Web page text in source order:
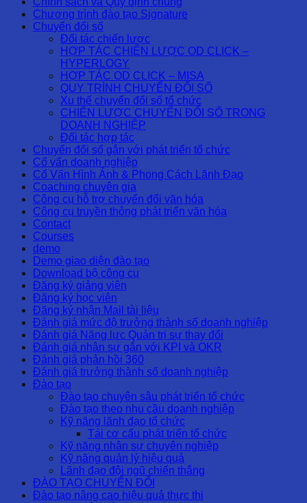
Chương trình đào tạo Signature
Chuyển đổi số
Đối tác chiến lược
HỢP TÁC CHIẾN LƯỢC OD CLICK –
HYPERLOGY
HỢP TÁC OD CLICK – MISA
QUY TRÌNH CHUYỂN ĐỔI SỐ
Xu thế chuyển đổi số tổ chức
CHIẾN LƯỢC CHUYỂN ĐỔI SỐ TRONG
DOANH NGHIỆP
Đối tác hợp tác
Chuyển đổi số gắn với phát triển tổ chức
Cố vấn doanh nghiệp
Cố Vấn Hình Ảnh & Phong Cách Lãnh Đạo
Coaching chuyên gia
Công cụ hỗ trợ chuyển đổi văn hóa
Công cụ truyền thông phát triển văn hóa
Contact
Courses
demo
Demo giao diện đào tạo
Download bộ công cụ
Đăng ký giảng viên
Đăng ký học viên
Đăng ký nhận Mail tài liệu
Đánh giá mức độ trưởng thành số doanh nghiệp
Đánh giá Năng lực Quản trị sự thay đổi
Đánh giá nhân sự gắn với KPI và OKR
Đánh giá phản hồi 360
Đánh giá trưởng thành số doanh nghiệp
Đào tạo
Đào tạo chuyên sâu phát triển tổ chức
Đào tạo theo nhu cầu doanh nghiệp
Kỹ năng lãnh đạo tổ chức
Tái cơ cấu phát triển tổ chức
Kỹ năng nhân sự chuyên nghiệp
Kỹ năng quản lý hiệu quả
Lãnh đạo đội ngũ chiến thắng
ĐÀO TẠO CHUYỂN ĐỔI
Đào tạo nâng cao hiệu quả thực thi